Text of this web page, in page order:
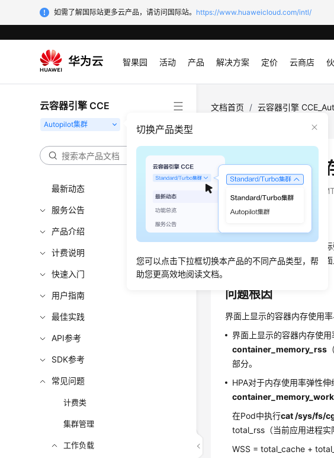
如需了解国际站更多云产品，请访问国际站。 https://www.huaweicloud.com/intl/
智果园 活动 产品 解决方案 定价 云商店
云容器引擎 CCE
切换产品类型
您可以点击下拉框切换本产品的不同产品类型，帮
助您更高效地阅读文档。
最新动态
服务公告
产品介绍
计费说明
快速入门
用户指南
最佳实践
API参考
SDK参考
常见问题
计费类
集群管理
工作负载
文档首页 / 云容器引擎
容器监控的内
2025-05-29
容器监控的内存使用率与实
设置缩容阈值为70%，但界
问题根因
界面上显示的容器内存使用
界面上显示的容器内存使
container_memory_rss
部分。
HPA对于内存使用率弹性
在Pod中执行cat /sys/fs/
total_rss（当前应用进程实
WSS = total_cache +